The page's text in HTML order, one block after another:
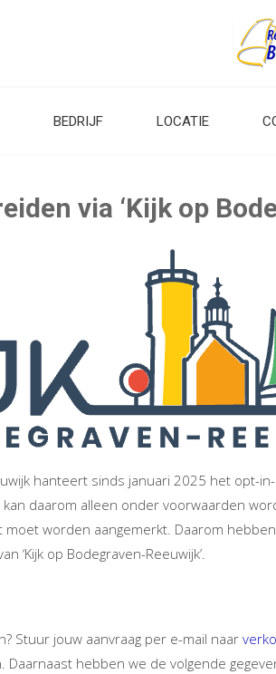
BEDRIJF LOCATIE
via ‘Kijk op
hanteert sinds januari 2025 het opt-
daarom alleen onder voorwaarden
moet worden aangemerkt. Daarom
‘Kijk op Bodegraven-Reeuwijk’.
Stuur jouw aanvraag per e-mail naar
hebben we de volgende